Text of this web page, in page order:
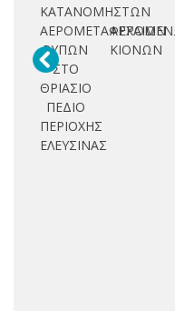
ΚΑΤΑΝΟΜΗΣ
ΡΥΠΩΝ
ΣΤΟ
ΘΡΙΑΣΙΟ
ΠΕΔΙΟ
ΠΕΡΙΟΧΗΣ
ΕΛΕΥΣΙΝΑΣ
ΤΩΝ
ΑΡΧΑΙΩΝ
ΚΙΟΝΩΝ